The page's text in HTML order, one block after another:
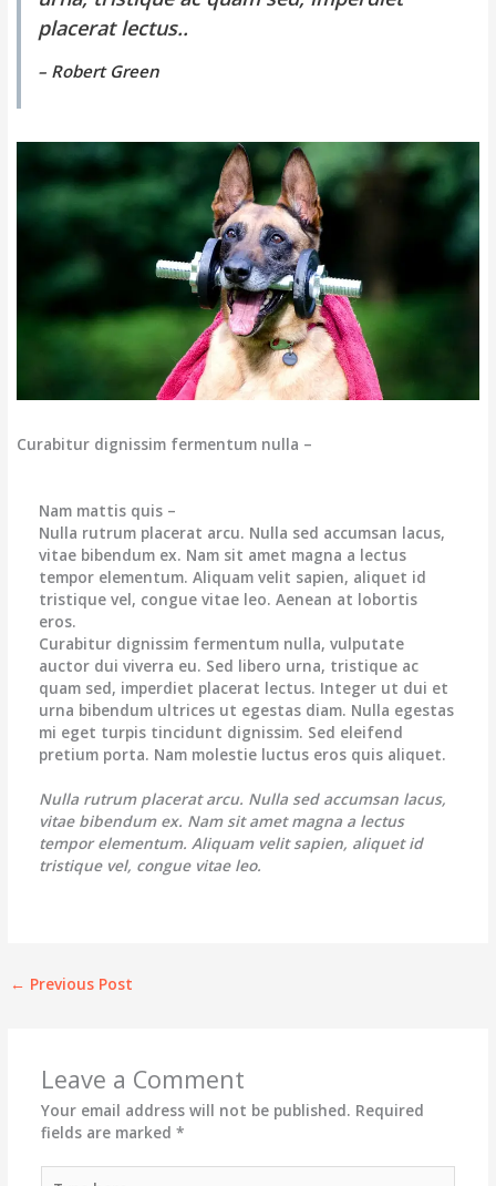
placerat lectus..
– Robert Green
Curabitur dignissim fermentum nulla –
Nam mattis quis –
Nulla rutrum placerat arcu. Nulla sed accumsan lacus,
vitae bibendum ex. Nam sit amet magna a lectus
tempor elementum. Aliquam velit sapien, aliquet id
tristique vel, congue vitae leo. Aenean at lobortis
eros.
Curabitur dignissim fermentum nulla, vulputate
auctor dui viverra eu. Sed libero urna, tristique ac
quam sed, imperdiet placerat lectus. Integer ut dui et
urna bibendum ultrices ut egestas diam. Nulla egestas
mi eget turpis tincidunt dignissim. Sed eleifend
pretium porta. Nam molestie luctus eros quis aliquet.
Nulla rutrum placerat arcu. Nulla sed accumsan lacus,
vitae bibendum ex. Nam sit amet magna a lectus
tempor elementum. Aliquam velit sapien, aliquet id
tristique vel, congue vitae leo.
← Previous Post
Leave a Comment
Your email address will not be published. Required
fields are marked *